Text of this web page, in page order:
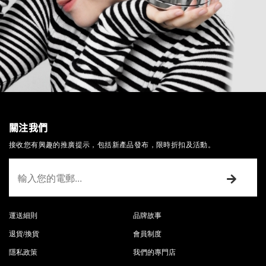
關注我們
接收您有興趣的推廣提示，包括新產品發布，限時折扣及活動。
運送細則
退貨/換貨
隱私政策
品牌故事
會員制度
我們的專門店